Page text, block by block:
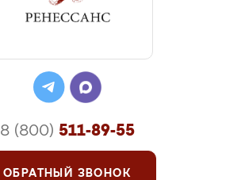
8 (800) 511-89-55
ОБРАТНЫЙ ЗВОНОК